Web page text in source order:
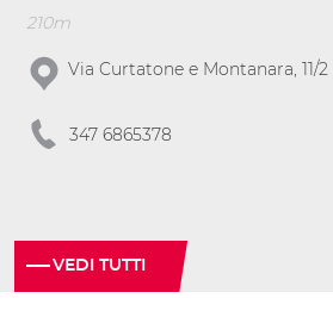
210m
Via Curtatone e Montanara, 11/2
347 6865378
VEDI TUTTI